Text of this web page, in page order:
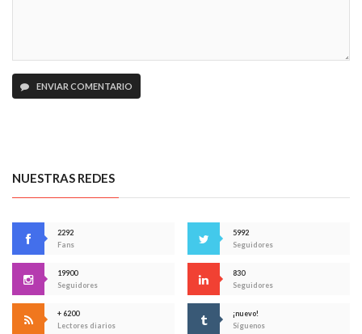
ENVIAR COMENTARIO
NUESTRAS REDES
2292
Fans
5992
Seguidores
19900
Seguidores
830
Seguidores
+ 6200
Lectores diarios
¡nuevo!
Síguenos